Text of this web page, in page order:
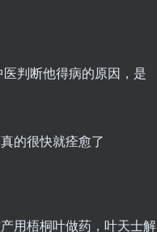
判断他得病的原因，是
的很快就痊愈了
用梧桐叶做药，叶天士解